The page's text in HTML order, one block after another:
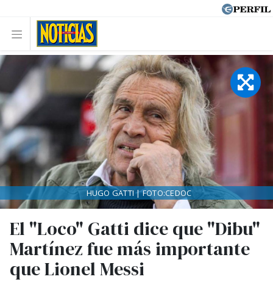
El "Loco" Gatti dice que "Dibu"
Martínez fue más importante
que Lionel Messi
HUGO GATTI | FOTO:CEDOC